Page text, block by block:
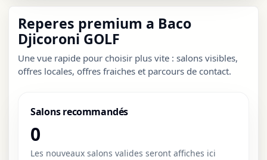
Reperes premium a Baco
Djicoroni GOLF
Une vue rapide pour choisir plus vite : salons visibles,
offres locales, offres fraiches et parcours de contact.
Salons recommandés
0
Les nouveaux salons valides seront affiches ici